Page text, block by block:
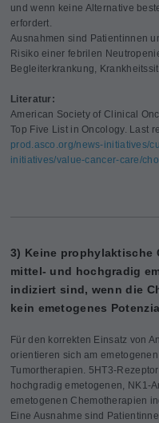
und wenn keine Alternative
erfordert.
Ausnahmen sind Patientinnen
Risiko einer febrilen
Begleiterkrankung,
Literatur:
American Society of Clinical
Top Five List in Oncology. Last
prod.asco.org/news-initiatives/
initiatives/value-cancer-care/
3) Keine prophylaktische
mittel- und hochgradig
indiziert sind, wenn die
kein emetogenes
Für den korrekten Einsatz von
orientieren sich am
Tumortherapien. 5HT3-
hochgradig emetogenen, NK1-
emetogenen Chemotherapien
Eine Ausnahme sind